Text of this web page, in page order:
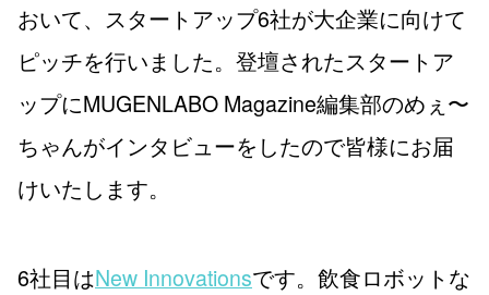
おいて、スタートアップ6社が大企業に向けて
ピッチを行いました。登壇されたスタートア
ップにMUGENLABO Magazine編集部のめぇ〜
ちゃんがインタビューをしたので皆様にお届
けいたします。
6社目はNew Innovationsです。飲食ロボットな